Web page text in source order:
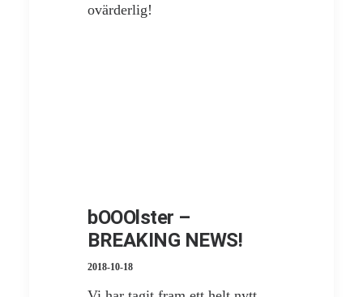
ovärderlig!
bOOOlster –
BREAKING NEWS!
2018-10-18